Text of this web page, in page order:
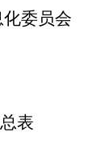
委员会
表